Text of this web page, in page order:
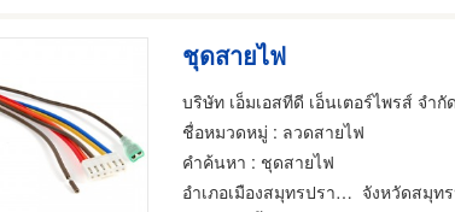
ชุดสายไฟ
บริษัท เอ็มเอสทีดี เอ็นเตอร์ไพรส์ จำกัด
ชื่อหมวดหมู่ : ลวดสายไฟ
คำค้นหา : ชุดสายไฟ
อำเภอเมืองสมุทรปราการ จังหวัดสมุท